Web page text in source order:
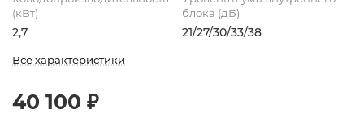
(кВт)
2,7
блока (дБ)
21/27/30/33/38
Все характеристики
40 100 ₽